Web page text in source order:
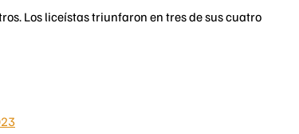
Los liceístas triunfaron en tres de sus cuatro